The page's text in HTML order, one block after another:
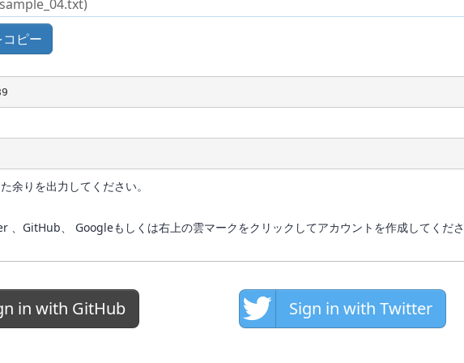
ピー
余りを出力してください。
、GitHub、 Googleもしくは右上の雲マークをクリックしてアカウントを作成してくださ
in with GitHub Sign in with Twitter